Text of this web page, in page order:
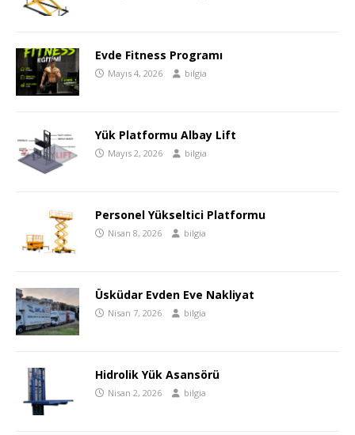
Evde Fitness Programı
Mayıs 4, 2026 bilgia
Yük Platformu Albay Lift
Mayıs 2, 2026 bilgia
Personel Yükseltici Platformu
Nisan 8, 2026 bilgia
Üsküdar Evden Eve Nakliyat
Nisan 7, 2026 bilgia
Hidrolik Yük Asansörü
Nisan 2, 2026 bilgia